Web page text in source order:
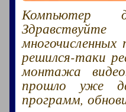
Компьютер
многочисленных
решился-таки
монтажа
прошло уже
программ,